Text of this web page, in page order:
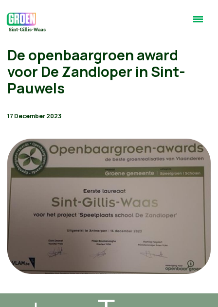
De openbaargroen award
voor De Zandloper in Sint-
Pauwels
17 December 2023